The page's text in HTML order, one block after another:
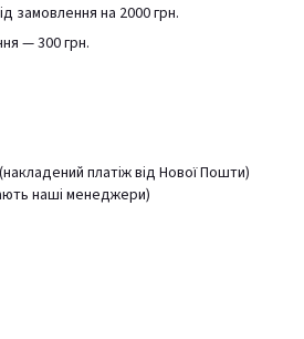
замовлення на 2000 грн.
— 300 грн.
платіж від Нової Пошти)
наші менеджери)